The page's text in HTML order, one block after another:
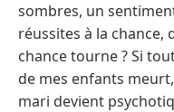
sombres, un
réussites à la chance,
chance tourne ? Si
de mes enfants
mari devient